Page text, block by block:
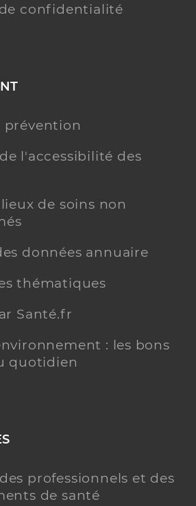
confidentialité
prévention
l'accessibilité des
de soins non
données annuaire
thématiques
Santé.fr
: les bons
quotidien
professionnels et des
de santé